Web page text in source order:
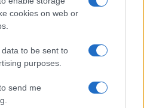
cookies on web or
to be sent to
purposes.
send me